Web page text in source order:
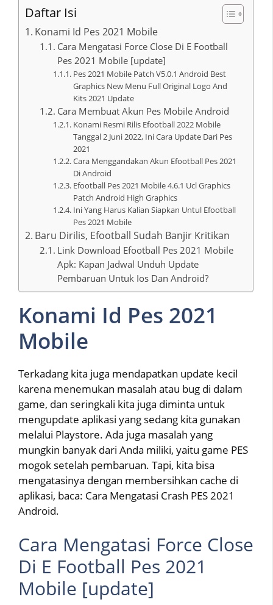
Daftar Isi
Konami Id Pes 2021 Mobile
Cara Mengatasi Force Close Di E Football
Pes 2021 Mobile [update]
Pes 2021 Mobile Patch V5.0.1 Android Best
Graphics New Menu Full Original Logo And
Kits 2021 Update
Cara Membuat Akun Pes Mobile Android
Konami Resmi Rilis Efootball 2022 Mobile
Tanggal 2 Juni 2022, Ini Cara Update Dari Pes
2021
Cara Menggandakan Akun Efootball Pes 2021
Di Android
Efootball Pes 2021 Mobile 4.6.1 Ucl Graphics
Patch Android High Graphics
Ini Yang Harus Kalian Siapkan Untul Efootball
Pes 2021 Mobile
Baru Dirilis, Efootball Sudah Banjir Kritikan
Link Download Efootball Pes 2021 Mobile
Apk: Kapan Jadwal Unduh Update
Pembaruan Untuk Ios Dan Android?
Konami Id Pes 2021
Mobile
Terkadang kita juga mendapatkan update kecil
karena menemukan masalah atau bug di dalam
game, dan seringkali kita juga diminta untuk
mengupdate aplikasi yang sedang kita gunakan
melalui Playstore. Ada juga masalah yang
mungkin banyak dari Anda miliki, yaitu game PES
mogok setelah pembaruan. Tapi, kita bisa
mengatasinya dengan membersihkan cache di
aplikasi, baca: Cara Mengatasi Crash PES 2021
Android.
Cara Mengatasi Force Close
Di E Football Pes 2021
Mobile [update]